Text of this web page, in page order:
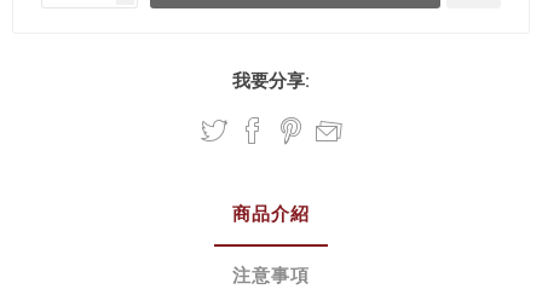
我要分享:
商品介紹
注意事項